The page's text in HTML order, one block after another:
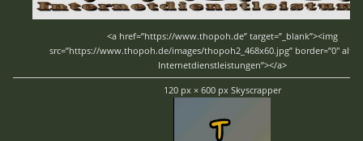
<a href=”https://www.thopoh.de” target=”_blank”><img
src=”https://www.thopoh.de/images/thopoh2_468x60.jpg” border=”0″
Internetdienstleistungen”></a>
120 px × 600 px Skyscrapper